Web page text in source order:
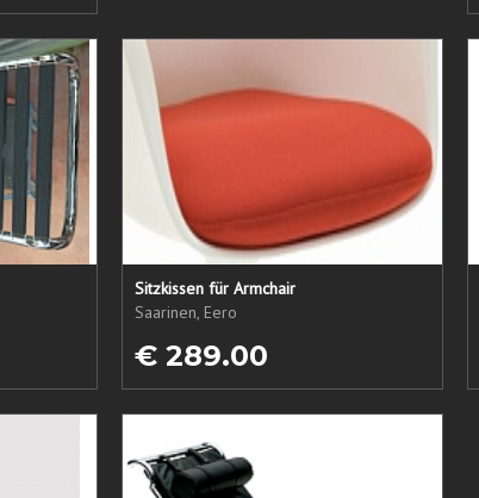
Sitzkissen für Armchair
Saarinen, Eero
€ 289.00